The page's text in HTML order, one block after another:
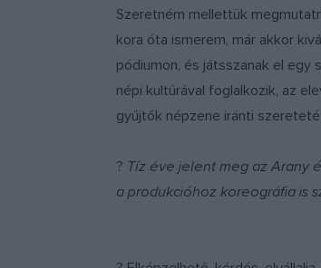
Szeretném mellettük
kora óta ismerem, már akkor
pódiumon, és játsszanak el
népi kultúrával foglalkozik, az
gyűjtők népzene iránti
? Tíz éve jelent meg az Arany
a produkcióhoz koreográfia is